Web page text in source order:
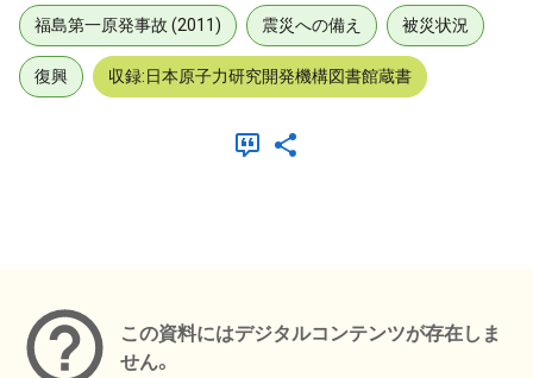
福島第一原発事故 (2011) 震災への備え 被災状況
復興 収録:日本原子力研究開発機構図書館蔵書
この資料にはデジタルコンテンツが存在しま
せん。